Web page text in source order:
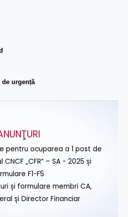
urgență
pentru ocuparea a 1 post de
„CFR” – SA - 2025 și
F1-F5
și formulare membri CA,
și Director Financiar